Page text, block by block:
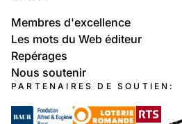
Membres d'excellence
Les mots du Web éditeur
Repérages
Nous soutenir
PARTENAIRES DE SOUTIEN: